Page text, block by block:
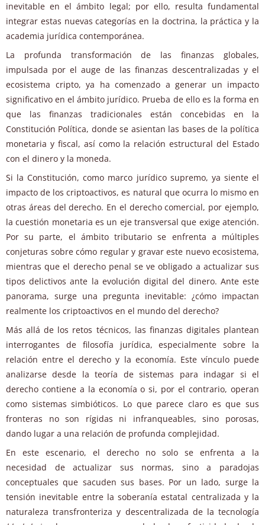
inevitable en el ámbito legal; por ello, resulta fundamental
integrar estas nuevas categorías en la doctrina, la práctica y la
academia jurídica contemporánea.
La profunda transformación de las finanzas globales,
impulsada por el auge de las finanzas descentralizadas y el
ecosistema cripto, ya ha comenzado a generar un impacto
significativo en el ámbito jurídico. Prueba de ello es la forma en
que las finanzas tradicionales están concebidas en la
Constitución Política, donde se asientan las bases de la política
monetaria y fiscal, así como la relación estructural del Estado
con el dinero y la moneda.
Si la Constitución, como marco jurídico supremo, ya siente el
impacto de los criptoactivos, es natural que ocurra lo mismo en
otras áreas del derecho. En el derecho comercial, por ejemplo,
la cuestión monetaria es un eje transversal que exige atención.
Por su parte, el ámbito tributario se enfrenta a múltiples
conjeturas sobre cómo regular y gravar este nuevo ecosistema,
mientras que el derecho penal se ve obligado a actualizar sus
tipos delictivos ante la evolución digital del dinero. Ante este
panorama, surge una pregunta inevitable: ¿cómo impactan
realmente los criptoactivos en el mundo del derecho?
Más allá de los retos técnicos, las finanzas digitales plantean
interrogantes de filosofía jurídica, especialmente sobre la
relación entre el derecho y la economía. Este vínculo puede
analizarse desde la teoría de sistemas para indagar si el
derecho contiene a la economía o si, por el contrario, operan
como sistemas simbióticos. Lo que parece claro es que sus
fronteras no son rígidas ni infranqueables, sino porosas,
dando lugar a una relación de profunda complejidad.
En este escenario, el derecho no solo se enfrenta a la
necesidad de actualizar sus normas, sino a paradojas
conceptuales que sacuden sus bases. Por un lado, surge la
tensión inevitable entre la soberanía estatal centralizada y la
naturaleza transfronteriza y descentralizada de la tecnología